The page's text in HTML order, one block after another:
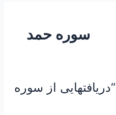
سوره حمد
۶۶ – ساعتی تفکر ۵ “دریافتهایی از سوره